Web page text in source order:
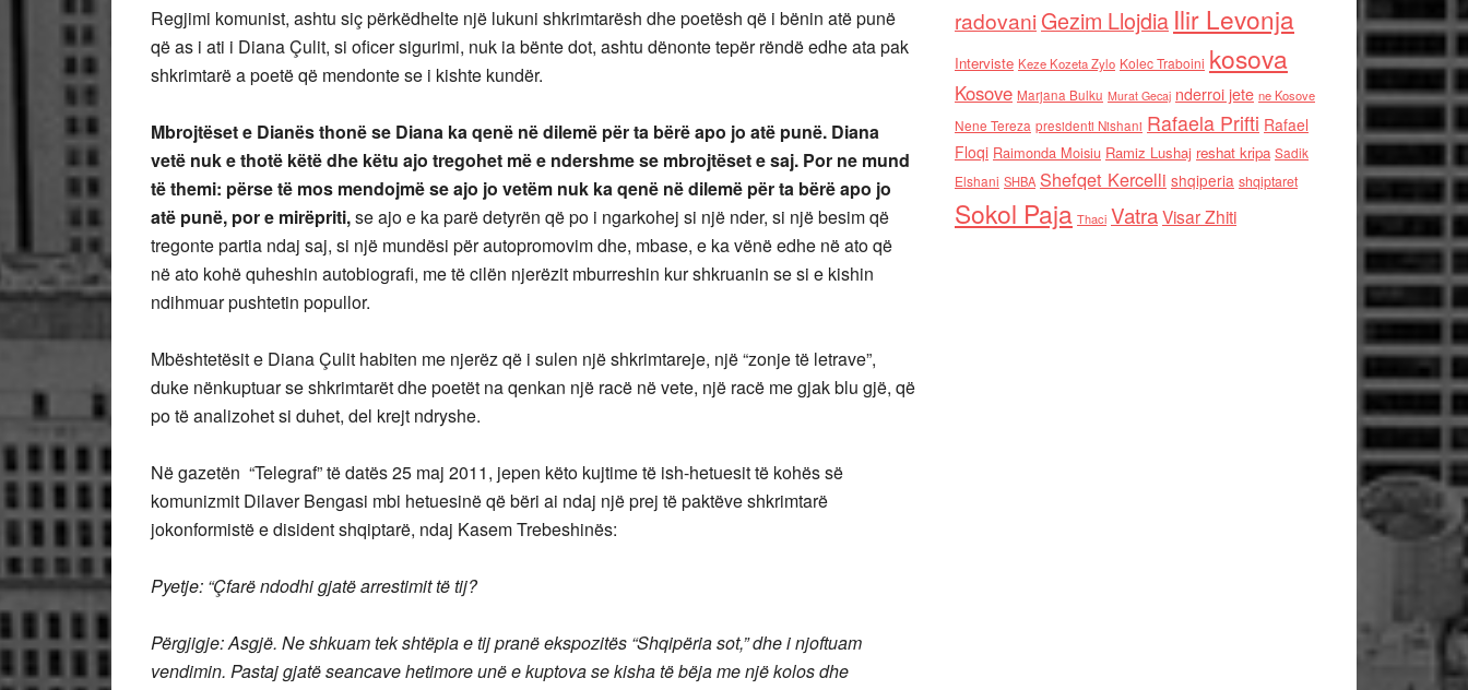
Regjimi komunist, ashtu siç përkëdhelte një lukuni shkrimtarësh dhe poetësh që i bënin atë punë
që as i ati i Diana Çulit, si oficer sigurimi, nuk ia bënte dot, ashtu dënonte tepër rëndë edhe ata pak
shkrimtarë a poetë që mendonte se i kishte kundër.
Mbrojtëset e Dianës thonë se Diana ka qenë në dilemë për ta bërë apo jo atë punë. Diana
vetë nuk e thotë këtë dhe këtu ajo tregohet më e ndershme se mbrojtëset e saj. Por ne mund
të themi: përse të mos mendojmë se ajo jo vetëm nuk ka qenë në dilemë për ta bërë apo jo
atë punë, por e mirëpriti,se ajo e ka parë detyrën që po i ngarkohej si një nder, si një besim që
tregonte partia ndaj saj, si një mundësi për autopromovim dhe, mbase, e ka vënë edhe në ato që
në ato kohë quheshin autobiografi, me të cilën njerëzit mburreshin kur shkruanin se si e kishin
ndihmuar pushtetin popullor.
Mbështetësit e Diana Çulit habiten me njerëz që i sulen një shkrimtareje, një “zonje të letrave”,
duke nënkuptuar se shkrimtarët dhe poetët na qenkan një racë në vete, një racë me gjak blu gjë, që
po të analizohet si duhet, del krejt ndryshe.
Në gazetën “Telegraf” të datës 25 maj 2011, jepen këto kujtime të ish-hetuesit të kohës së
komunizmit Dilaver Bengasi mbi hetuesinë që bëri ai ndaj një prej të paktëve shkrimtarë
jokonformistë e disident shqiptarë, ndaj Kasem Trebeshinës:
Pyetje: “Çfarë ndodhi gjatë arrestimit të tij?
Përgjigje: Asgjë. Ne shkuam tek shtëpia e tij pranë ekspozitës “Shqipëria sot,” dhe i njoftuam
vendimin. Pastaj gjatë seancave hetimore unë e kuptova se kisha të bëja me një kolos dhe
radovaniGezim Llojdia Ilir Levonja
Interviste Keze Kozeta Zylo Kolec Traboini kosova
Kosove Marjana Bulku Murat Gecaj nderroi jete ne Kosove
Nene Tereza presidenti Nishani Rafaela Prifti Rafael
Floqi Raimonda Moisiu Ramiz Lushaj reshat kripa Sadik
Elshani SHBA Shefqet Kercelli shqiperia shqiptaret
Sokol Paja Thaci VatraVisar Zhiti